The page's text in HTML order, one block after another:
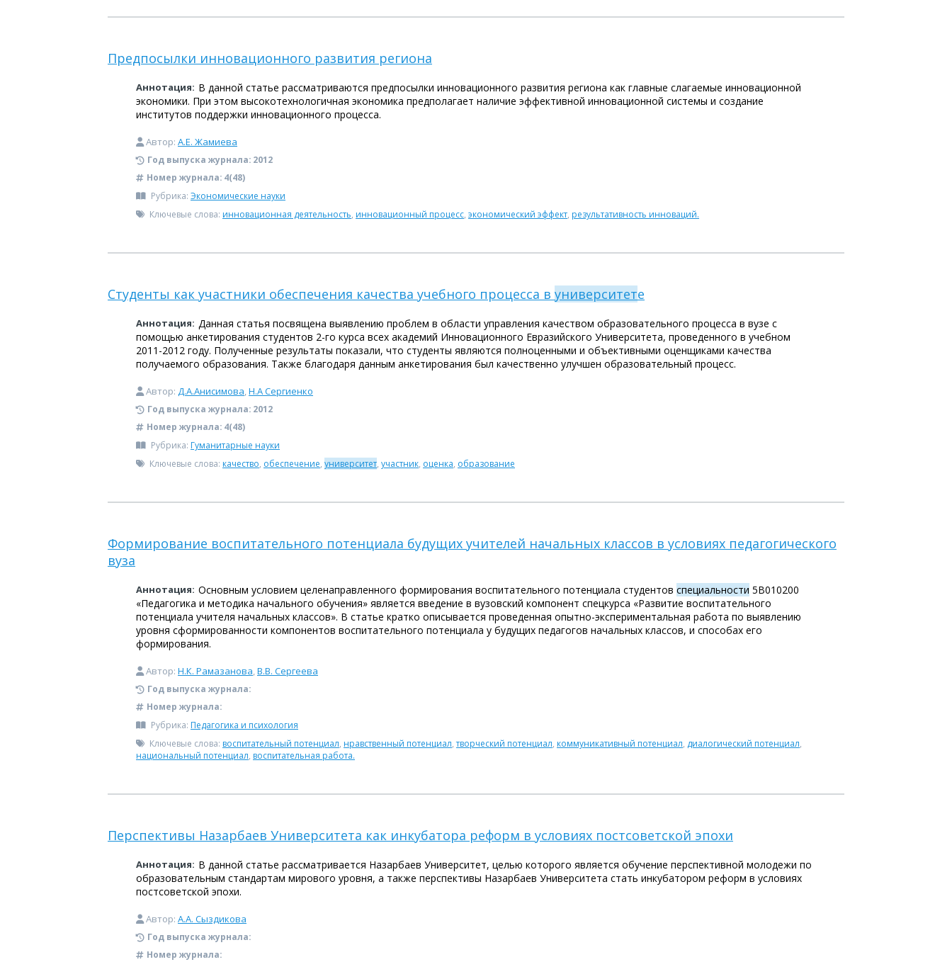
Предпосылки инновационного развития региона
Аннотация: В данной статье рассматриваются предпосылки инновационного развития региона как главные слагаемые инновационной
экономики. При этом высокотехнологичная экономика предполагает наличие эффективной инновационной системы и создание
институтов поддержки инновационного процесса.
Автор: А.Е. Жамиева
Год выпуска журнала: 2012
Номер журнала: 4(48)
Рубрика: Экономические науки
Ключевые слова: инновационная деятельность, инновационный процесс, экономический эффект, результативность инноваций.
Студенты как участники обеспечения качества учебного процесса в университете
Аннотация: Данная статья посвящена выявлению проблем в области управления качеством образовательного процесса в вузе с
помощью анкетирования студентов 2-го курса всех академий Инновационного Евразийского Университета, проведенного в учебном
2011-2012 году. Полученные результаты показали, что студенты являются полноценными и объективными оценщиками качества
получаемого образования. Также благодаря данным анкетирования был качественно улучшен образовательный процесс.
Автор: Д.А.Анисимова,Н.А Сергиенко
Год выпуска журнала: 2012
Номер журнала: 4(48)
Рубрика: Гуманитарные науки
Ключевые слова: качество, обеспечение, университет, участник, оценка, образование
Формирование воспитательного потенциала будущих учителей начальных классов в условиях педагогического
вуза
Аннотация: Основным условием целенаправленного формирования воспитательного потенциала студентов специальности 5В010200
«Педагогика и методика начального обучения» является введение в вузовский компонент спецкурса «Развитие воспитательного
потенциала учителя начальных классов». В статье кратко описывается проведенная опытно-экспериментальная работа по выявлению
уровня сформированности компонентов воспитательного потенциала у будущих педагогов начальных классов, и способах его
формирования.
Автор: Н.К. Рамазанова,В.В. Сергеева
Год выпуска журнала:
Номер журнала:
Рубрика: Педагогика и психология
Ключевые слова: воспитательный потенциал, нравственный потенциал,творческий потенциал, коммуникативный потенциал, диалогический потенциал,
национальный потенциал, воспитательная работа.
Перспективы Назарбаев Университета как инкубатора реформ в условиях постсоветской эпохи
Аннотация: В данной статье рассматривается Назарбаев Университет, целью которого является обучение перспективной молодежи по
образовательным стандартам мирового уровня, а также перспективы Назарбаев Университета стать инкубатором реформ в условиях
постсоветской эпохи.
Автор: А.А. Сыздикова
Год выпуска журнала:
Номер журнала: